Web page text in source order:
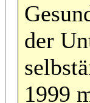
der
1999